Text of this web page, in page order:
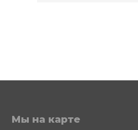
Мы на карте